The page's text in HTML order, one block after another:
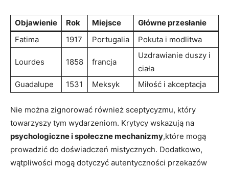
Objawienie Rok Miejsce
Główne przesłanie
Fatima
1917 Portugalia Pokuta ‍i⁤ modlitwa
Lourdes 1858 francja
Uzdrawianie duszy i
ciała
Guadalupe
1531 Meksyk Miłość i akceptacja
Nie‌ można zignorować również sceptycyzmu, który
towarzyszy tym wydarzeniom. Krytycy wskazują na
psychologiczne i społeczne mechanizmy,które mogą
prowadzić do doświadczeń ⁢mistycznych. Dodatkowo,
wątpliwości ⁢mogą dotyczyć autentyczności przekazów